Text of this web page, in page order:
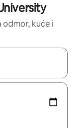
odmor, kuće i
ih pregledati